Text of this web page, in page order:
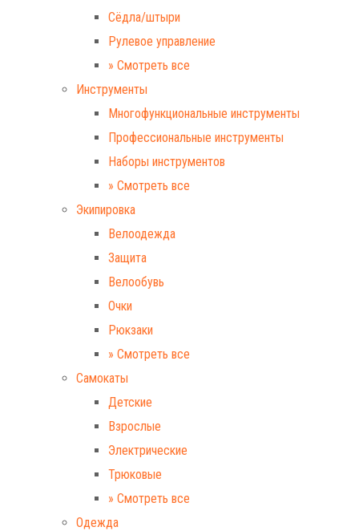
Сёдла/штыри
Рулевое управление
» Смотреть все
Инструменты
Многофункциональные инструменты
Профессиональные инструменты
Наборы инструментов
» Смотреть все
Экипировка
Велоодежда
Защита
Велообувь
Очки
Рюкзаки
» Смотреть все
Самокаты
Детские
Взрослые
Электрические
Трюковые
» Смотреть все
Одежда